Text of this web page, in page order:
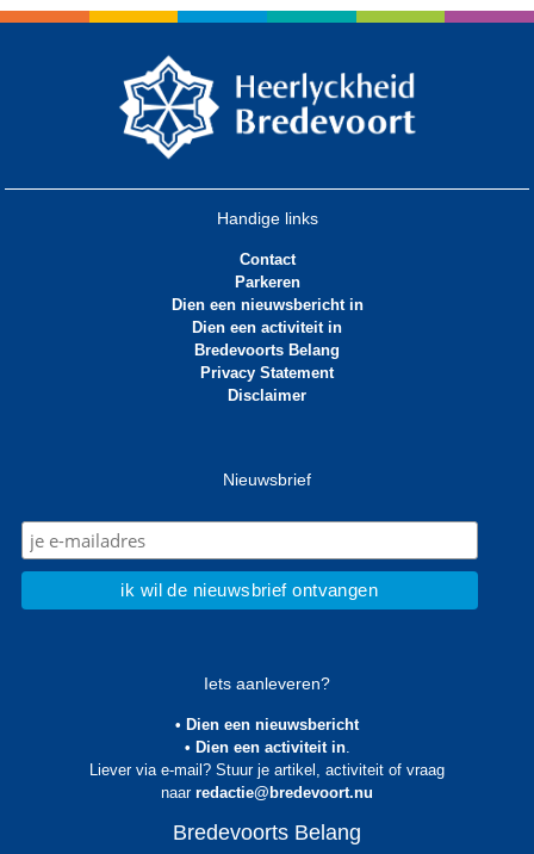
Handige links
Contact
Parkeren
Dien een nieuwsbericht in
Dien een activiteit in
Bredevoorts Belang
Privacy Statement
Disclaimer
Nieuwsbrief
Iets aanleveren?
• Dien een nieuwsbericht
• Dien een activiteit in.
Liever via e-mail? Stuur je artikel, activiteit of vraag
naar redactie@bredevoort.nu
Bredevoorts Belang